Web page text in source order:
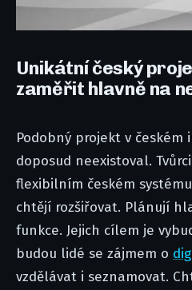
Unikátní český
zaměřit hlavně na
Podobný projekt v
doposud neexistoval.
flexibilním českém
chtějí rozšiřovat. Plánují
funkce. Jejich cílem je
budou lidé se zájmem o
vzdělávat i seznamovat.